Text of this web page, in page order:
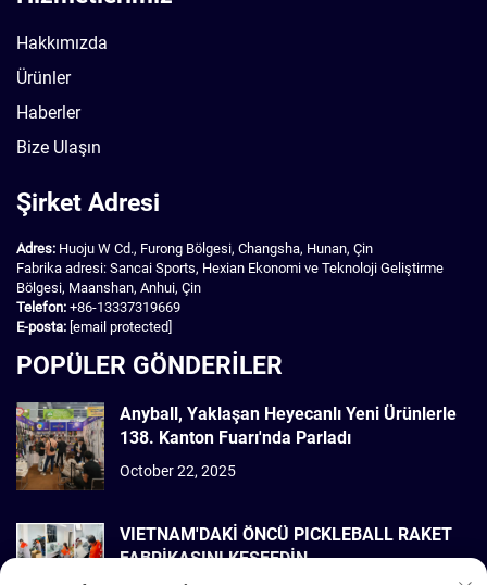
Hakkımızda
Ürünler
Haberler
Bize Ulaşın
Şirket Adresi
Adres: Huoju W Cd., Furong Bölgesi, Changsha, Hunan, Çin
Fabrika adresi: Sancai Sports, Hexian Ekonomi ve Teknoloji Geliştirme
Bölgesi, Maanshan, Anhui, Çin
Telefon: +86-13337319669
E-posta: [email protected]
POPÜLER GÖNDERİLER
Anyball, Yaklaşan Heyecanlı Yeni Ürünlerle
138. Kanton Fuarı'nda Parladı
October 22, 2025
VIETNAM'DAKİ ÖNCÜ PICKLEBALL RAKET
FABRİKASINI KEŞFEDİN